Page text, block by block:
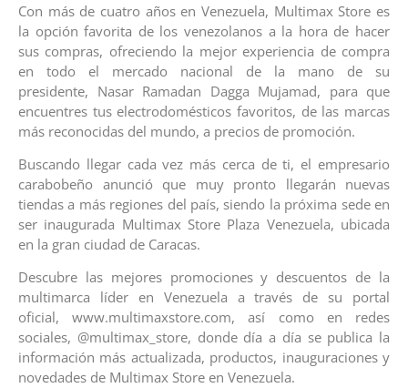
Con más de cuatro años en Venezuela, Multimax Store es
la opción favorita de los venezolanos a la hora de hacer
sus compras, ofreciendo la mejor experiencia de compra
en todo el mercado nacional de la mano de su
presidente, Nasar Ramadan Dagga Mujamad, para que
encuentres tus electrodomésticos favoritos, de las marcas
más reconocidas del mundo, a precios de promoción.
Buscando llegar cada vez más cerca de ti, el empresario
carabobeño anunció que muy pronto llegarán nuevas
tiendas a más regiones del país, siendo la próxima sede en
ser inaugurada Multimax Store Plaza Venezuela, ubicada
en la gran ciudad de Caracas.
Descubre las mejores promociones y descuentos de la
multimarca líder en Venezuela a través de su portal
oficial, www.multimaxstore.com, así como en redes
sociales, @multimax_store, donde día a día se publica la
información más actualizada, productos, inauguraciones y
novedades de Multimax Store en Venezuela.